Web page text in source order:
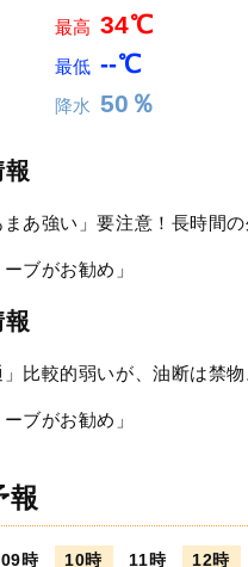
最高 34℃
最低 --℃
降水 50％
あ強い」要注意！長時間の
ーブがお勧め」
比較的弱いが、油断は禁物
ーブがお勧め」
報
09時 10時 11時 12時